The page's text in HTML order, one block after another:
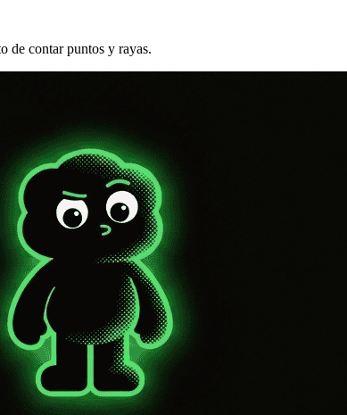
de contar puntos y rayas.